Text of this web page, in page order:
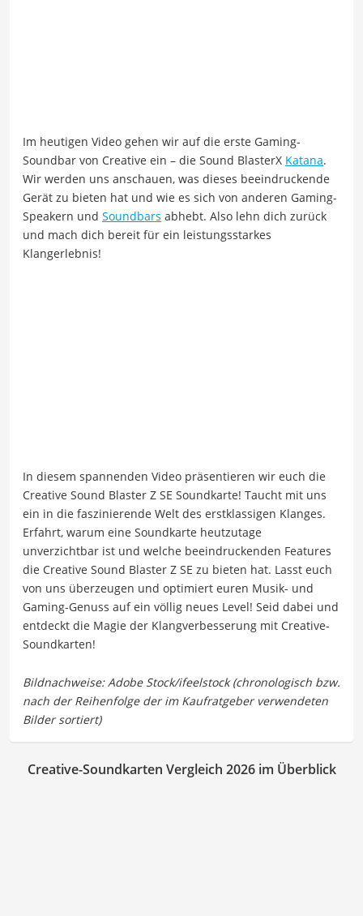
Im heutigen Video gehen wir auf die erste Gaming-
Soundbar von Creative ein – die Sound BlasterX Katana.
Wir werden uns anschauen, was dieses beeindruckende
Gerät zu bieten hat und wie es sich von anderen Gaming-
Speakern und Soundbars abhebt. Also lehn dich zurück
und mach dich bereit für ein leistungsstarkes
Klangerlebnis!
In diesem spannenden Video präsentieren wir euch die
Creative Sound Blaster Z SE Soundkarte! Taucht mit uns
ein in die faszinierende Welt des erstklassigen Klanges.
Erfahrt, warum eine Soundkarte heutzutage
unverzichtbar ist und welche beeindruckenden Features
die Creative Sound Blaster Z SE zu bieten hat. Lasst euch
von uns überzeugen und optimiert euren Musik- und
Gaming-Genuss auf ein völlig neues Level! Seid dabei und
entdeckt die Magie der Klangverbesserung mit Creative-
Soundkarten!
Creative-Soundkarten Vergleich 2026 im Überblick